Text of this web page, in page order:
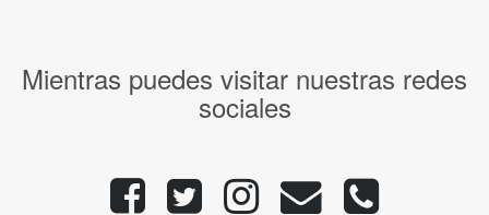
Mientras puedes visitar nuestras redes
sociales